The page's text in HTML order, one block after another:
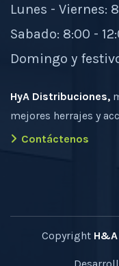
Lunes - Viernes:
Sabado: 8:00 -
Domingo y
HyA Distribuciones,
mejores herrajes y
Contáctenos
Copyright